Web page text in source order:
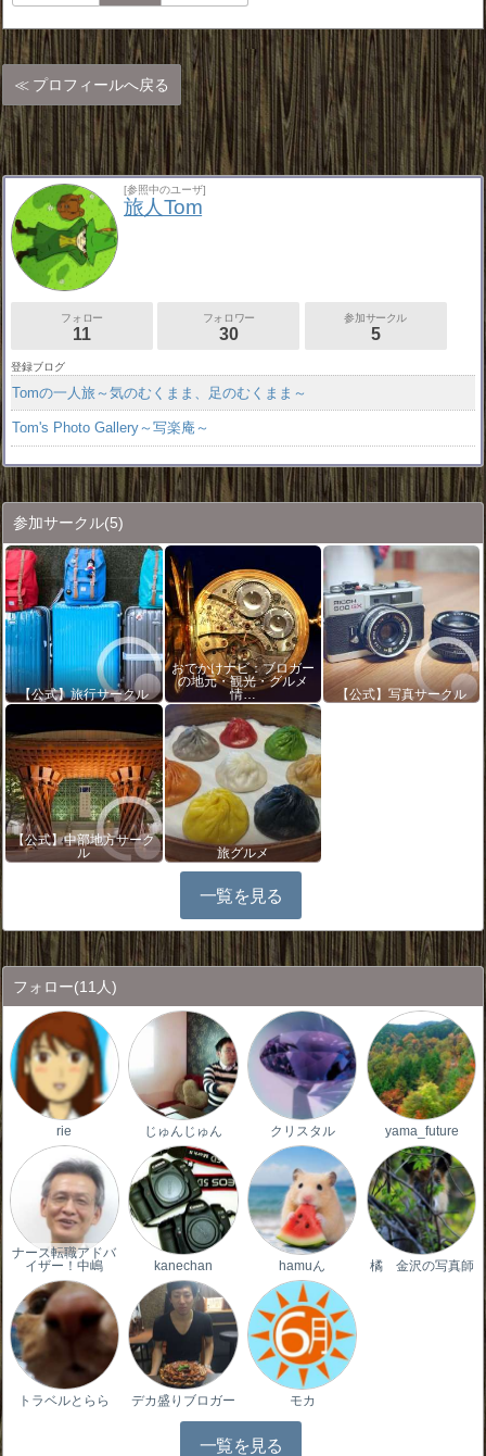
プロフィールへ戻る
[参照中のユーザ]
旅人Tom
フォロー
11
フォロワー
30
参加サークル
5
登録ブログ
Tomの一人旅～気のむくまま、足のむくまま～
Tom's Photo Gallery～写楽庵～
参加サークル(5)
【公式】旅行サークル
おでかけナビ：ブロガー
の地元・観光・グルメ
情…
【公式】写真サークル
【公式】中部地方サーク
ル
旅グルメ
一覧を見る
フォロー(11人)
rie じゅんじゅん クリスタル yama_future
ナース転職アドバ
イザー！中嶋
kanechan hamuん 橘 金沢の写真師
トラベルとらら デカ盛りブロガー モカ
一覧を見る